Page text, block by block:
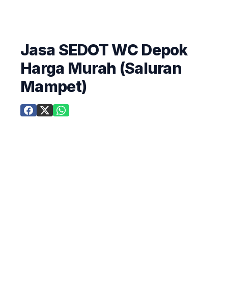
Jasa SEDOT WC Depok
Harga Murah (Saluran
Mampet)